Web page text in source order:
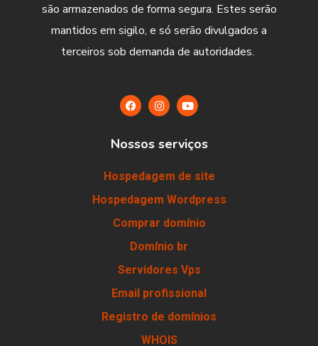
são armazenados de forma segura. Estes serão
mantidos em sigilo, e só serão divulgados a
terceiros sob demanda de autoridades.
Nossos serviços
Hospedagem de site
Hospedagem Wordpress
Comprar domínio
Domínio br
Servidores Vps
Email profissional
Registro de domínios
WHOIS